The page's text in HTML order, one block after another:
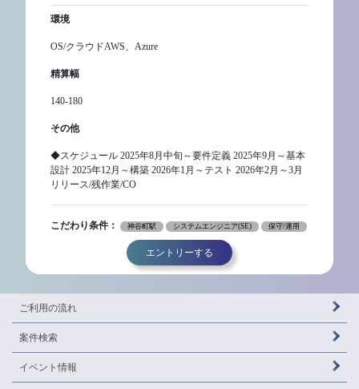
環境
OS/クラウドAWS、Azure
精算幅
140-180
その他
◆スケジュール 2025年8月中旬～要件定義 2025年9月～基本
設計 2025年12月～構築 2026年1月～テスト 2026年2月～3月
リリース/残作業/CO
こだわり条件： 神谷町駅 システムエンジニア(SE) 保守/運用
エントリーする
ご利用の流れ
案件検索
イベント情報